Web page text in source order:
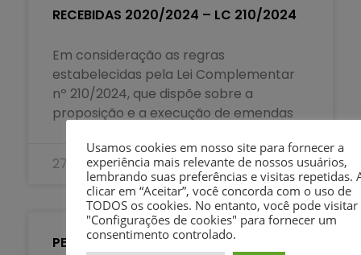
RECEBIDAS 2020/2024 – LC 210/2024
Em consideração as regras
estabelecidas pela Lei Complementar
nº 210/2024, que dispõe sobre a
proposição e a execução de emendas
27 de outubro de 2025
PESTALOZZI DIVULGA RESULTADO DA
Usamos cookies em nosso site para fornecer a
experiência mais relevante de nossos usuários,
lembrando suas preferências e visitas repetidas.
clicar em “Aceitar”, você concorda com o uso de
TODOS os cookies. No entanto, você pode visitar
"Configurações de cookies" para fornecer um
consentimento controlado.